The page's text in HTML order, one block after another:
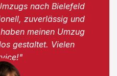
nach Bielefeld
zuverlässig und
meinen Umzug
gestaltet. Vielen